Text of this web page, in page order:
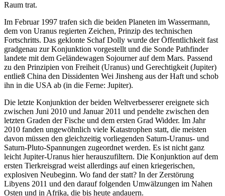
Raum trat.
Im Februar 1997 trafen sich die beiden Planeten im Wassermann,
dem von Uranus regierten Zeichen, Prinzip des technischen
Fortschritts. Das geklonte Schaf Dolly wurde der Öffentlichkeit fast
gradgenau zur Konjunktion vorgestellt und die Sonde Pathfinder
landete mit dem Geländewagen Sojourner auf dem Mars. Passend
zu den Prinzipien von Freiheit (Uranus) und Gerechtigkeit (Jupiter)
entließ China den Dissidenten Wei Jinsheng aus der Haft und schob
ihn in die USA ab (in die Ferne: Jupiter).
Die letzte Konjunktion der beiden Weltverbesserer ereignete sich
zwischen Juni 2010 und Januar 2011 und pendelte zwischen den
letzten Graden der Fische und dem ersten Grad Widder. Im Jahr
2010 fanden ungewöhnlich viele Katastrophen statt, die meisten
davon müssen den gleichzeitig vorliegenden Saturn-Uranus- und
Saturn-Pluto-Spannungen zugeordnet werden. Es ist nicht ganz
leicht Jupiter-Uranus hier herauszufiltern. Die Konjunktion auf dem
ersten Tierkreisgrad weist allerdings auf einen kriegerischen,
explosiven Neubeginn. Wo fand der statt? In der Zerstörung
Libyens 2011 und den darauf folgenden Umwälzungen im Nahen
Osten und in Afrika, die bis heute andauern.